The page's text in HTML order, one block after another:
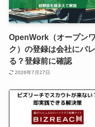
OpenWork（オープン
ク）の登録は会社にバレ
る？登録前に確認
2026年7月27日